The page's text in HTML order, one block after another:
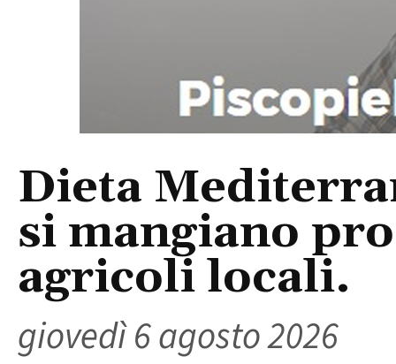
Dieta
si mangiano
agricoli locali.
giovedì 6 agosto 2026